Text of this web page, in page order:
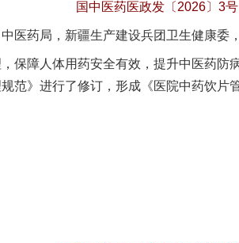
国中医药医政发〔2026〕3号
医药局，新疆生产建设兵团卫生健康委
障人体用药安全有效，提升中医药防
范》进行了修订，形成《医院中药饮片